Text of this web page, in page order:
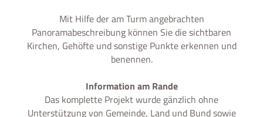
Mit Hilfe der am Turm angebrachten
Panoramabeschreibung können Sie die sichtbaren
Kirchen, Gehöfte und sonstige Punkte erkennen und
benennen.
Information am Rande
Das komplette Projekt wurde gänzlich ohne
Unterstützung von Gemeinde, Land und Bund sowie